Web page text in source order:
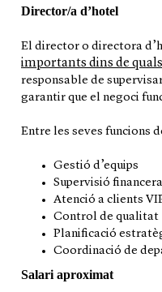
Director/a d’hotel
El director o directora
importants dins de
responsable de
garantir que el negoci
Entre les seves funcions
Gestió d’equips
Supervisió financera
Atenció a clients
Control de qualitat
Planificació
Coordinació de
Salari aproximat